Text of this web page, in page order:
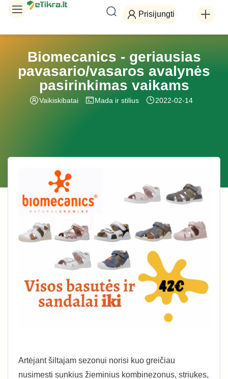
Prisijungti
Biomecanics - geriausias
pavasario/vasaros avalynės
pasirinkimas vaikams
Vaikiskibatai Mada ir stilius 2022-02-14
Artėjant šiltajam sezonui norisi kuo greičiau
nusimesti sunkius žieminius kombinezonus, striukes,